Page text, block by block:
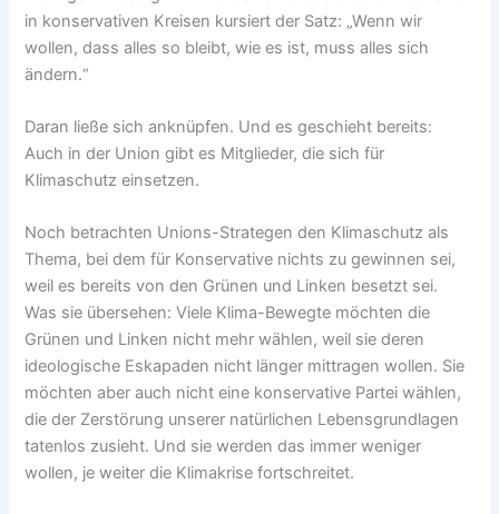
in konservativen Kreisen kursiert der Satz: „Wenn wir
wollen, dass alles so bleibt, wie es ist, muss alles sich
ändern.“
Daran ließe sich anknüpfen. Und es geschieht bereits:
Auch in der Union gibt es Mitglieder, die sich für
Klimaschutz einsetzen.
Noch betrachten Unions-Strategen den Klimaschutz als
Thema, bei dem für Konservative nichts zu gewinnen sei,
weil es bereits von den Grünen und Linken besetzt sei.
Was sie übersehen: Viele Klima-Bewegte möchten die
Grünen und Linken nicht mehr wählen, weil sie deren
ideologische Eskapaden nicht länger mittragen wollen. Sie
möchten aber auch nicht eine konservative Partei wählen,
die der Zerstörung unserer natürlichen Lebensgrundlagen
tatenlos zusieht. Und sie werden das immer weniger
wollen, je weiter die Klimakrise fortschreitet.